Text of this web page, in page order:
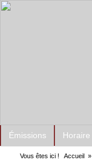
Émissions Horaire
Vous êtes ici ! Accueil »